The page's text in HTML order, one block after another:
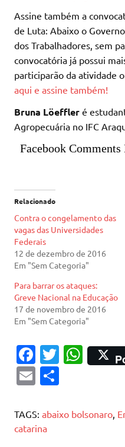
Assine também a
de Luta: Abaixo o
dos Trabalhadores, sem
convocatória já possui
participarão da atividade
aqui e assine também!
Bruna Löeffler é
Agropecuária no IFC
Facebook Comments
Relacionado
Contra o congelamento das
vagas das Universidades
Federais
12 de dezembro de 2016
Em "Sem Categoria"
Para barrar os ataques:
Greve Nacional na Educação
17 de novembro de 2016
Em "Sem Categoria"
Fa
c
e
b
o
T
te
W
h
s
E
ai
l
ar
TAGS: abaixo bolsonaro,
catarina